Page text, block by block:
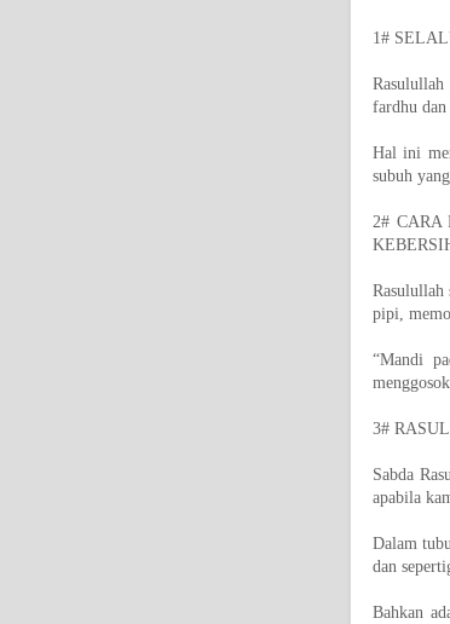
1#
Rasulullah
fardhu dan
Hal ini
subuh
2# CARA
Rasulullah
pipi,
“Mandi
3#
Sabda
apabila
Dalam
dan
Bahkan